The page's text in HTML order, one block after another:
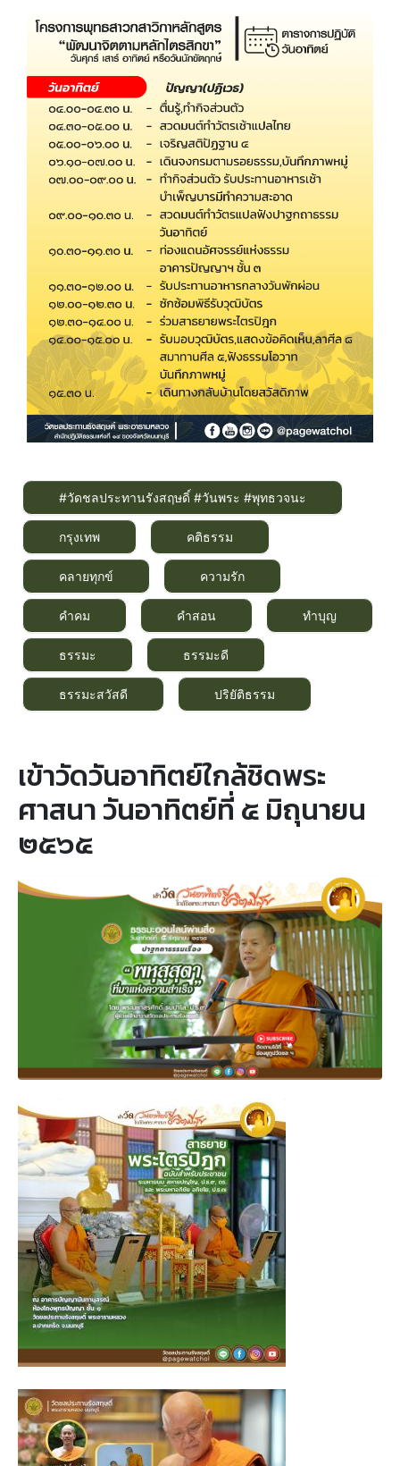
#วัดชลประทานรังสฤษดิ์ #วันพระ #พุทธวจนะ
กรุงเทพ คติธรรม
คลายทุกข์ ความรัก
คำคม คำสอน ทำบุญ
ธรรมะ ธรรมะดี
ธรรมะสวัสดี ปริยัติธรรม
เข้าวัดวันอาทิตย์ใกล้ชิดพระ
ศาสนา วันอาทิตย์ที่ ๕ มิถุนายน
๒๕๖๕